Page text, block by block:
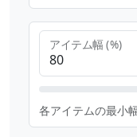
アイテム幅 (%)
各アイテムの最小